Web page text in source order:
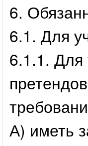
6.
6.1. Для
6.1.1. Для
А) иметь